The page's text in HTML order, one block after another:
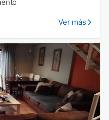
Ver más